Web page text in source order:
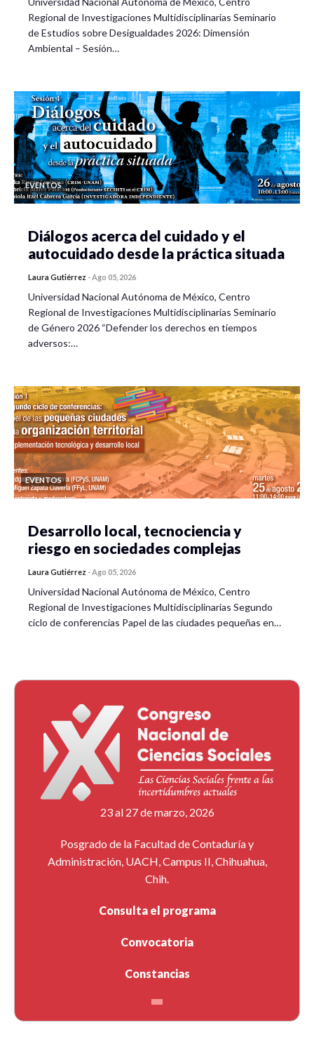
Regional de Investigaciones Multidisciplinarias Seminario
de Estudios sobre Desigualdades 2026: Dimensión
Ambiental – Sesión…
EVENTOS
Diálogos acerca del cuidado y el
autocuidado desde la práctica situada
Laura Gutiérrez - Ago 05, 2026
Universidad Nacional Autónoma de México, Centro
Regional de Investigaciones Multidisciplinarias Seminario
de Género 2026 “Defender los derechos en tiempos
adversos:…
EVENTOS
Desarrollo local, tecnociencia y
riesgo en sociedades complejas
Laura Gutiérrez - Ago 05, 2026
Universidad Nacional Autónoma de México, Centro
Regional de Investigaciones Multidisciplinarias Segundo
ciclo de conferencias Papel de las ciudades pequeñas en…
23 al 27 de marzo, 2026
Posgrado de la Facultad de Contaduría y
Administración, UACH, Campus II, Chihuahua,
Chih.
Consulta el programa
Convocatoria
Constancias